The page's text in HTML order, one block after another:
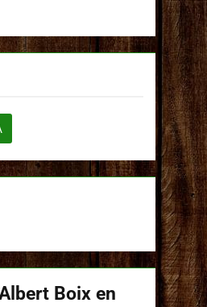
Boix en